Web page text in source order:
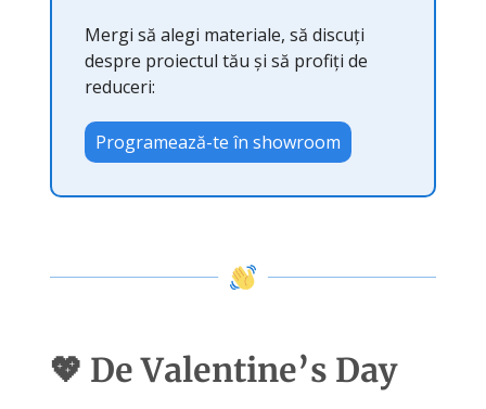
Mergi să alegi materiale, să discuți
despre proiectul tău și să profiți de
reduceri:
Programează-te în showroom
💖 De Valentine’s Day